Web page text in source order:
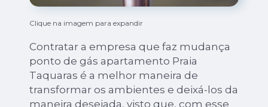
Clique na imagem para expandir
Contratar a empresa que faz mudança
ponto de gás apartamento Praia
Taquaras é a melhor maneira de
transformar os ambientes e deixá-los da
maneira desejada, visto que, com esse